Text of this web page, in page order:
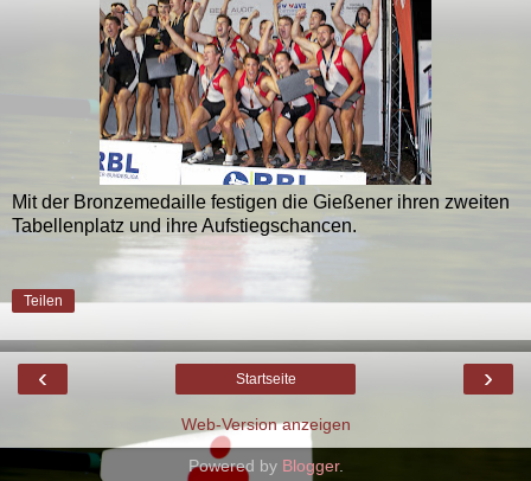
Mit der Bronzemedaille festigen die Gießener ihren zweiten
Tabellenplatz und ihre Aufstiegschancen.
Teilen
‹ ›
Startseite
Web-Version anzeigen
Powered by Blogger.